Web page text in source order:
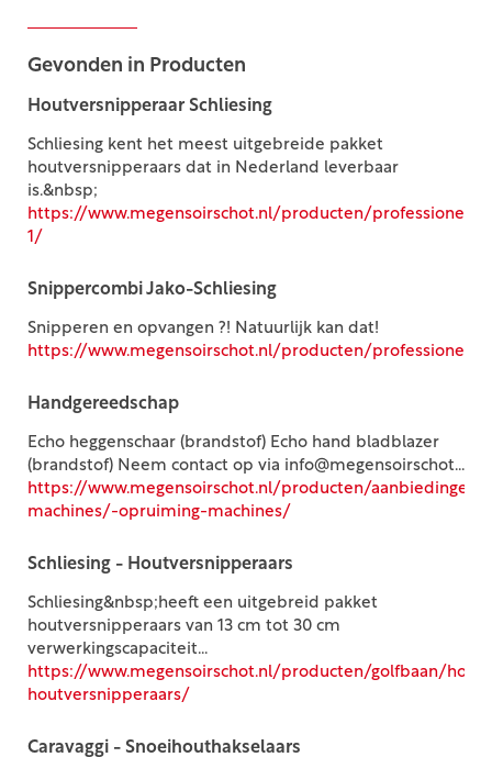
Gevonden in Producten
Houtversnipperaar Schliesing
Schliesing kent het meest uitgebreide pakket
houtversnipperaars dat in Nederland leverbaar
is.&nbsp;
https://www.megensoirschot.nl/producten/
1/
Snippercombi Jako-Schliesing
Snipperen en opvangen ?! Natuurlijk kan dat!
https://www.megensoirschot.nl/producten/
Handgereedschap
Echo heggenschaar (brandstof) Echo hand bladblazer
(brandstof) Neem contact op via info@megensoirschot...
https://www.megensoirschot.nl/producten/aanbiedingen/
machines/-opruiming-machines/
Schliesing - Houtversnipperaars
Schliesing&nbsp;heeft een uitgebreid pakket
houtversnipperaars van 13 cm tot 30 cm
verwerkingscapaciteit...
https://www.megensoirschot.nl/producten/golfbaan/
houtversnipperaars/
Caravaggi - Snoeihouthakselaars